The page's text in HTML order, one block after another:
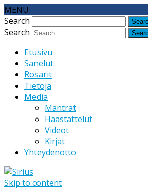
MENU
Search
Search
Etusivu
Sanelut
Rosarit
Tietoja
Media
Mantrat
Haastattelut
Videot
Kirjat
Yhteydenotto
Skip to content